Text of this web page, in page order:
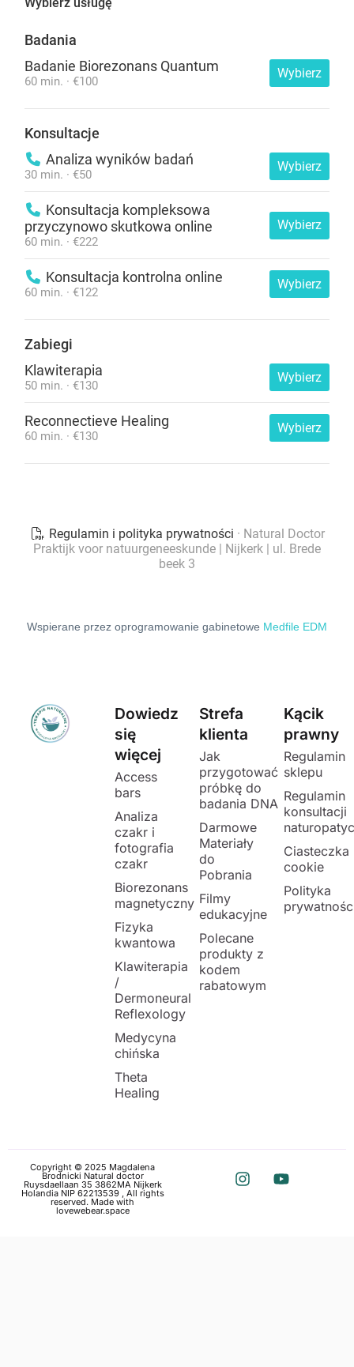
Wspierane przez oprogramowanie gabinetowe Medfile EDM
Dowiedz
się
więcej
Access
bars
Analiza
czakr i
fotografia
czakr
Biorezonans
magnetyczny
Fizyka
kwantowa
Klawiterapia
/
Dermoneural
Reflexology
Medycyna
chińska
Theta
Healing
Strefa
klienta
Jak
przygotować
próbkę do
badania DNA
Darmowe
Materiały
do
Pobrania
Filmy
edukacyjne
Polecane
produkty z
kodem
rabatowym
Kącik
prawny
Regulamin
sklepu
Regulamin
konsultacji
Ciasteczka
cookie
Polityka
Copyright © 2025 Magdalena
Brodnicki Natural doctor
Ruysdaellaan 35 3862MA Nijkerk
Holandia NIP 62213539 , All rights
reserved. Made with
lovewebear.space